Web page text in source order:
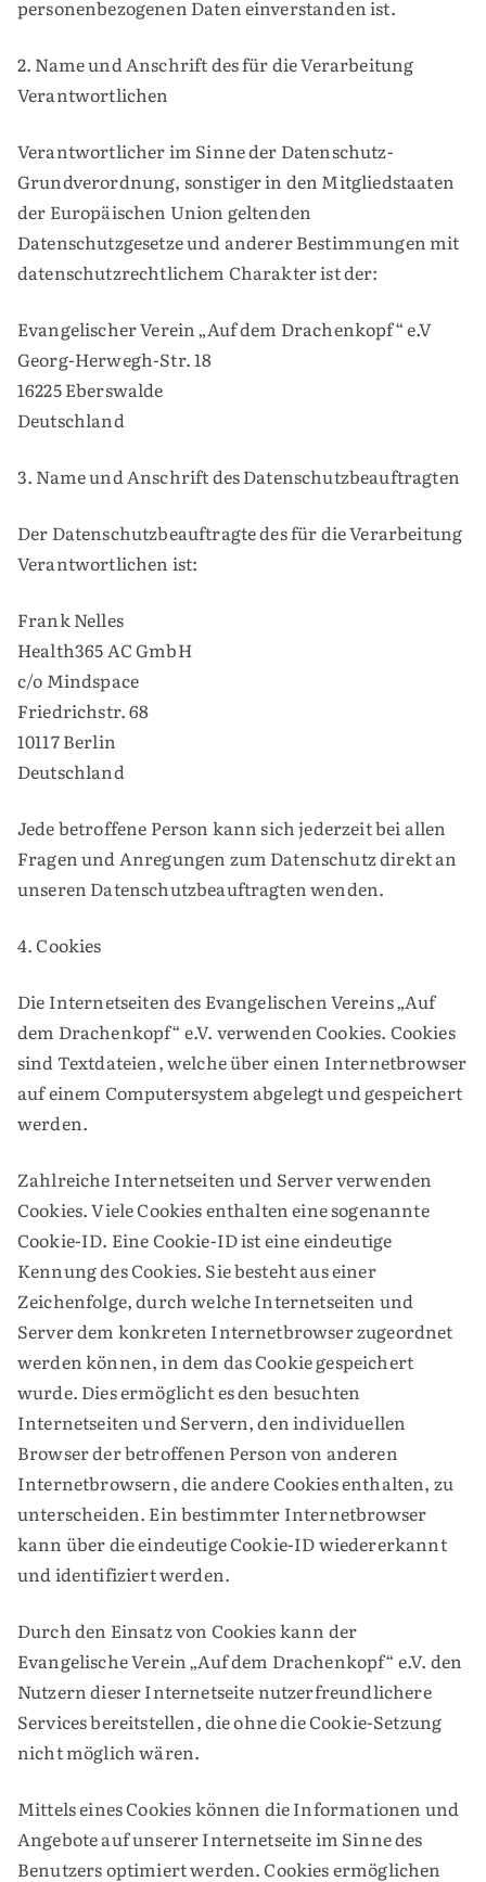
personenbezogenen Daten einverstanden ist.
2. Name und Anschrift des für die Verarbeitung
Verantwortlichen
Verantwortlicher im Sinne der Datenschutz-
Grundverordnung, sonstiger in den Mitgliedstaaten
der Europäischen Union geltenden
Datenschutzgesetze und anderer Bestimmungen mit
datenschutzrechtlichem Charakter ist der:
Evangelischer Verein „Auf dem Drachenkopf“ e.V
Georg-Herwegh-Str. 18
16225 Eberswalde
Deutschland
3. Name und Anschrift des Datenschutzbeauftragten
Der Datenschutzbeauftragte des für die Verarbeitung
Verantwortlichen ist:
Frank Nelles
Health365 AC GmbH
c/o Mindspace
Friedrichstr. 68
10117 Berlin
Deutschland
Jede betroffene Person kann sich jederzeit bei allen
Fragen und Anregungen zum Datenschutz direkt an
unseren Datenschutzbeauftragten wenden.
4. Cookies
Die Internetseiten des Evangelischen Vereins „Auf
dem Drachenkopf“ e.V. verwenden Cookies. Cookies
sind Textdateien, welche über einen Internetbrowser
auf einem Computersystem abgelegt und gespeichert
werden.
Zahlreiche Internetseiten und Server verwenden
Cookies. Viele Cookies enthalten eine sogenannte
Cookie-ID. Eine Cookie-ID ist eine eindeutige
Kennung des Cookies. Sie besteht aus einer
Zeichenfolge, durch welche Internetseiten und
Server dem konkreten Internetbrowser zugeordnet
werden können, in dem das Cookie gespeichert
wurde. Dies ermöglicht es den besuchten
Internetseiten und Servern, den individuellen
Browser der betroffenen Person von anderen
Internetbrowsern, die andere Cookies enthalten, zu
unterscheiden. Ein bestimmter Internetbrowser
kann über die eindeutige Cookie-ID wiedererkannt
und identifiziert werden.
Durch den Einsatz von Cookies kann der
Evangelische Verein „Auf dem Drachenkopf“ e.V. den
Nutzern dieser Internetseite nutzerfreundlichere
Services bereitstellen, die ohne die Cookie-Setzung
nicht möglich wären.
Mittels eines Cookies können die Informationen und
Angebote auf unserer Internetseite im Sinne des
Benutzers optimiert werden. Cookies ermöglichen